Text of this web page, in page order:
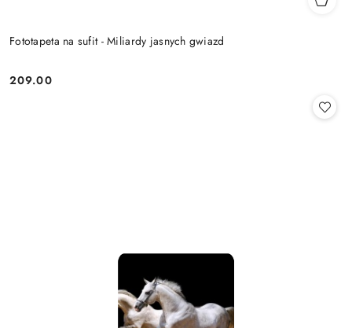
Fototapeta na sufit - Miliardy jasnych gwiazd
Cena:
209.00